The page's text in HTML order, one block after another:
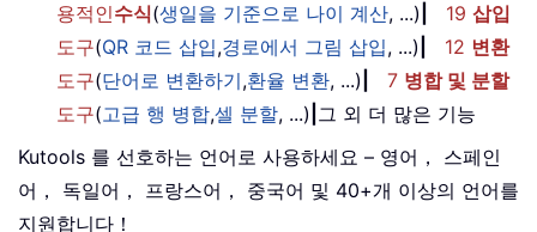
용적인수식(생일을 기준으로 나이 계산, ...) 19 삽입
도구(QR 코드 삽입,경로에서 그림 삽입, ...) 12 변환
도구(단어로 변환하기,환율 변환, ...) 7 병합 및 분할
도구(고급 행 병합,셀 분할, ...) 그 외 더 많은 기능
Kutools 를 선호하는 언어로 사용하세요 – 영어， 스페인
어， 독일어， 프랑스어， 중국어 및 40+개 이상의 언어를
지원합니다！